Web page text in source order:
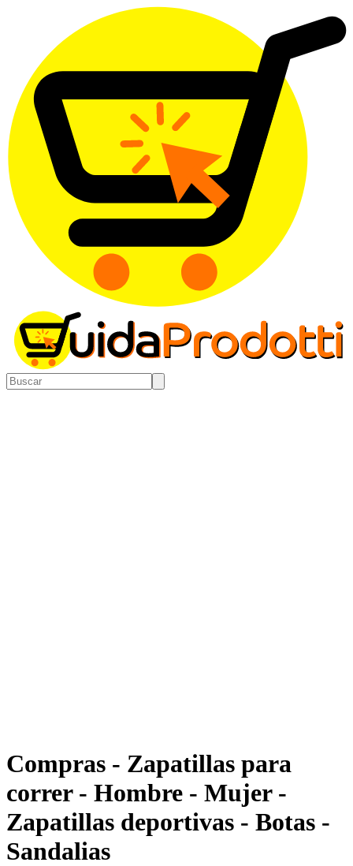
Compras - Zapatillas para
correr - Hombre - Mujer -
Zapatillas deportivas - Botas -
Sandalias